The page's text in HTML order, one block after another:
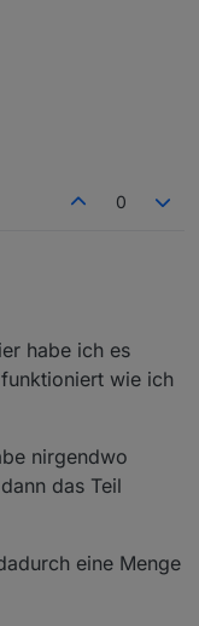
0
habe ich es
wie ich
nirgendwo
das Teil
eine Menge